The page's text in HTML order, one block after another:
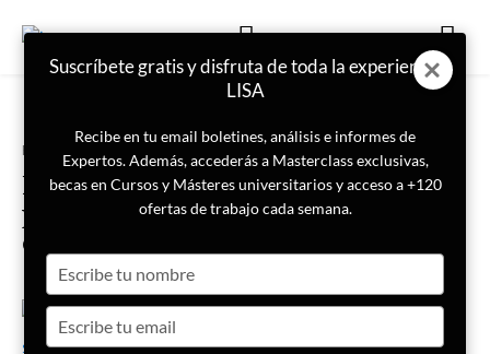
Portada
Elecciones en España: ¿qué
proponen los partidos en política
exterior?
Marta Soriano Palacios
Suscríbete gratis y disfruta de toda la experiencia
LISA
Recibe en tu email boletines, análisis e informes de
Expertos. Además, accederás a Masterclass exclusivas,
becas en Cursos y Másteres universitarios y acceso a +120
ofertas de trabajo cada semana.
your
name
your